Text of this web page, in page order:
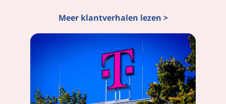
Meer klantverhalen lezen >